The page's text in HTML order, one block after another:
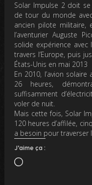
Solar Impulse 2 doit
de tour du monde
ancien pilote militaire,
l’aventurier Auguste
solide expérience
travers l’Europe, puis
États-Unis en mai 2013
En 2010, l’avion
26 heures,
suffisamment
voler de nuit.
Mais cette fois, Solar
120 heures d’affilée,
a besoin pour traverser
J’aime ça :
Chargement…